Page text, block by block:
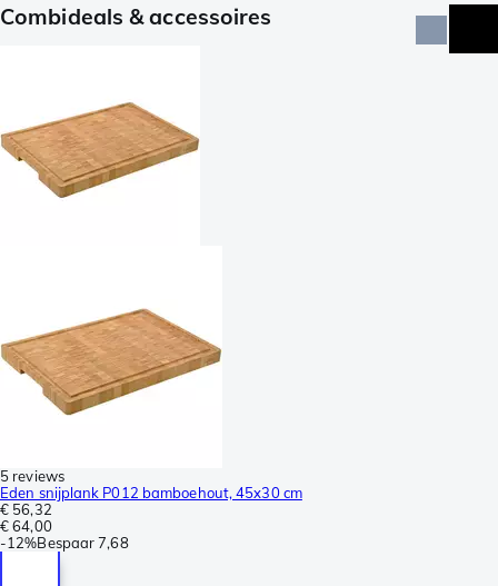
Combideals & accessoires
5 reviews
Eden snijplank P012 bamboehout, 45x30 cm
€ 56,32
€ 64,00
-12%Bespaar 7,68